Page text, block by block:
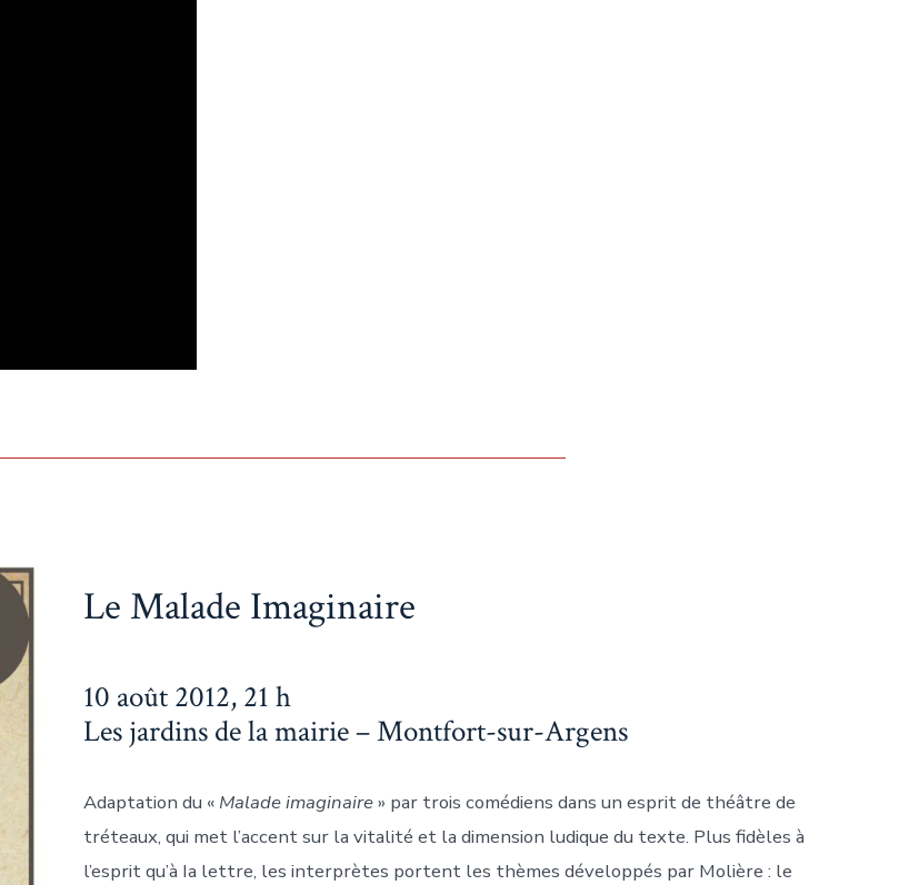
Le Malade Imaginaire
10 août 2012, 21 h
Les jardins de la mairie – Montfort-sur-Argens
Adaptation du « Malade imaginaire» par trois comédiens dans un esprit de théâtre de
tréteaux, qui met l’accent sur la vitalité et la dimension ludique du texte. Plus fidèles à
l’esprit qu’à Ia lettre, les interprètes portent les thèmes développés par Molière : le